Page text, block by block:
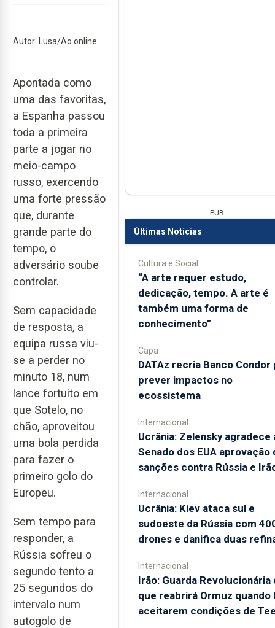
Autor: Lusa/Ao online
Apontada como
uma das favoritas,
a Espanha passou
toda a primeira
parte a jogar no
meio-campo
russo, exercendo
uma forte pressão
que, durante
grande parte do
tempo, o
adversário soube
controlar.
Sem capacidade
de resposta, a
equipa russa viu-
se a perder no
minuto 18, num
lance fortuito em
que Sotelo, no
chão, aproveitou
uma bola perdida
para fazer o
primeiro golo do
Europeu.
Sem tempo para
responder, a
Rússia sofreu o
segundo tento a
25 segundos do
intervalo num
autogolo de
PUB
Últimas Notícias
Cultura e Social
“A arte requer estudo,
dedicação, tempo. A arte é
também uma forma de
conhecimento”
Capa
DATAz recria Banco Condor
prever impactos no
ecossistema
Internacional
Ucrânia: Zelensky agradece
Senado dos EUA aprovação
sanções contra Rússia e
Internacional
Ucrânia: Kiev ataca sul e
sudoeste da Rússia com
drones e danifica duas
Internacional
Irão: Guarda Revolucionária
que reabrirá Ormuz quando
aceitarem condições de